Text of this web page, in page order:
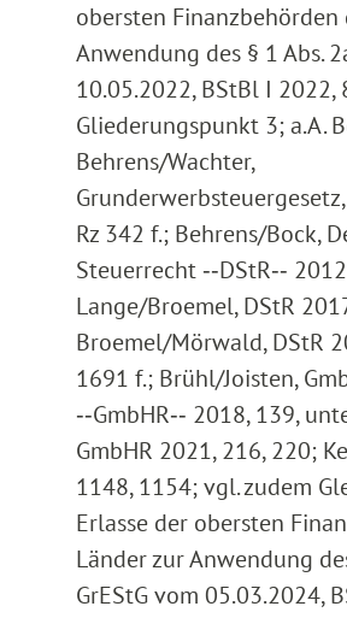
obersten Finanzbehörden
Anwendung des § 1 Abs.
10.05.2022, BStBl I 2022,
Gliederungspunkt 3; a.A.
Behrens/Wachter,
Rz 342 f.; Behrens/Bock,
Steuerrecht ‑‑DStR‑‑
Lange/Broemel, DStR
Broemel/Mörwald, DStR
1691 f.; Brühl/Joisten,
‑‑GmbHR‑‑ 2018, 139,
GmbHR 2021, 216, 220;
1148, 1154; vgl. zudem
Erlasse der obersten
Länder zur Anwendung
GrEStG vom 05.03.2024,